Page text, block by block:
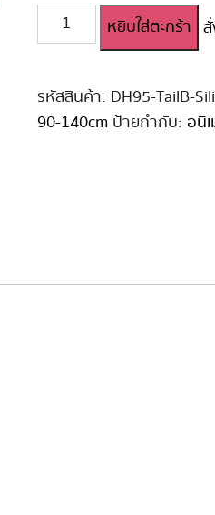
จำนวน
ตุ๊กตา
นิ
เมะ
หยิบใส่ตะกร้า
รหัสสินค้า: DH95-TailB-
90-140cm ป้ายกำกับ: อนิเ